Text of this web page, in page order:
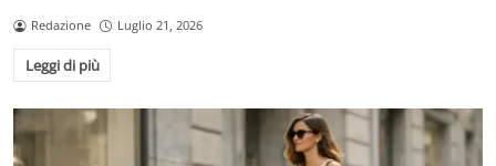
Redazione Luglio 21, 2026
Leggi di più